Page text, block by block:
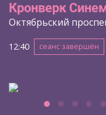
Кронверк
Октябрьский
12:40 сеанс завершён